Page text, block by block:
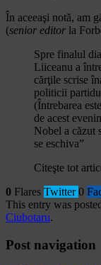
În aceeaşi notă, am
(senior editor la
Spre finalul
Liiceanu a
cărţile scrise
politicii
(Întrebarea
de acest
Nobel a căzut
se eschiva”
Citeşte tot
0 Flares Twitter 0
This entry was
Ciubotaru.
Post navigation